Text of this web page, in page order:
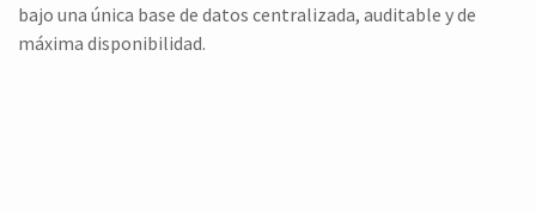
bajo una única base de datos centralizada, auditable y de
máxima disponibilidad.